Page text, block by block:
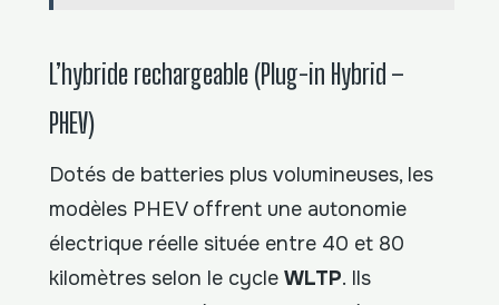
L’hybride rechargeable (Plug-in Hybrid –
PHEV)
Dotés de batteries plus volumineuses, les
modèles PHEV offrent une autonomie
électrique réelle située entre 40 et 80
kilomètres selon le cycle WLTP. Ils